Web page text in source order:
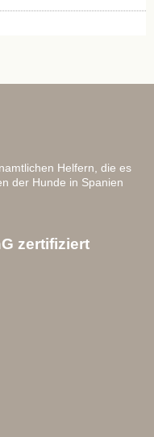
Helfern, die es
der Hunde in Spanien
zertifiziert